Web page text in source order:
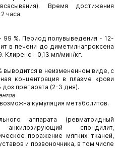
Время достижения
часа.
99 %. Период полувыведения - 12-
в печени до диметилнапроксена
Клиренс - 0,13 мл/мин/кг.
выводится в неизмененном виде, с
концентрация в плазме крови
препарата (2-3 дня).
кумуляция метаболитов.
аппарата (ревматоидный
спондилит,
поражение мягких тканей,
и позвоночника, в том числе